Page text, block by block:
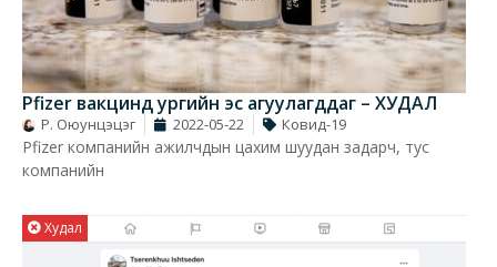
Pfizer вакцинд ургийн эс агуулагддаг – ХУДАЛ
Р. Оюунцэцэг 2022-05-22 Ковид-19
Pfizer компанийн ажилчдын цахим шуудан задарч, тус
компанийн
Худал